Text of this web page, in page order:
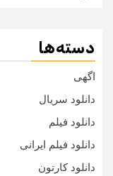
دسته‌ها
اگهی
دانلود سریال
دانلود فیلم
دانلود فیلم ایرانی
دانلود کارتون